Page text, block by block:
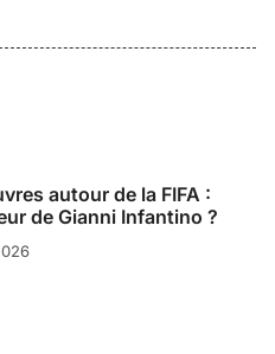
autour de la FIFA :
de Gianni Infantino ?